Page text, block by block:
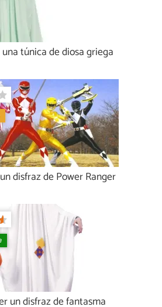
túnica de diosa griega
disfraz de Power Ranger
un disfraz de fantasma